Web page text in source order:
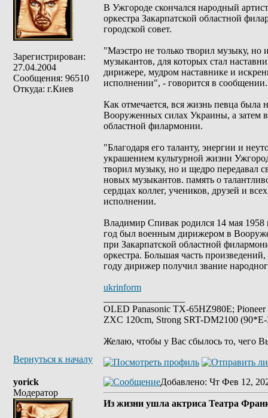
Зарегистрирован:
27.04.2004
Сообщения: 96510
Откуда: г.Киев
В Ужгороде скончался народный
оркестра Закарпатской областной
городской совет.
"Маэстро не только творил музыку,
музыкантов, для которых стал
дирижере, мудром наставнике и
исполнении", - говорится в сообщении.
Как отмечается, вся жизнь певца
Вооруженных силах Украины, а затем
областной филармонии.
"Благодаря его таланту, энергии и
украшением культурной жизни
творил музыку, но и щедро передавал
новых музыкантов. память о
сердцах коллег, учеников, друзей и
исполнении.
Владимир Спивак родился 14 мая 1958
год был военным дирижером в
при Закарпатской областной
оркестра. Большая часть
году дирижер получил звание
ukrinform
OLED Panasonic TX-65HZ980E;
ZXC 120cm, Strong SRT-DM2100
Желаю, чтобы у Вас сбылось то, чего
Вернуться к началу
yorick
Модератор
Добавлено: Чт Фев 12,
Из жизни ушла актриса Театра